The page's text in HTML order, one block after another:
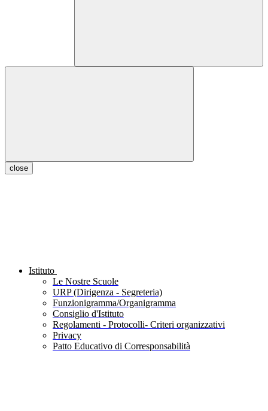
close
Istituto
Le Nostre Scuole
URP (Dirigenza - Segreteria)
Funzionigramma/Organigramma
Consiglio d'Istituto
Regolamenti - Protocolli- Criteri organizzativi
Privacy
Patto Educativo di Corresponsabilità